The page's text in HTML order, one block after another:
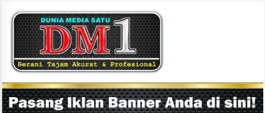
content
DM1